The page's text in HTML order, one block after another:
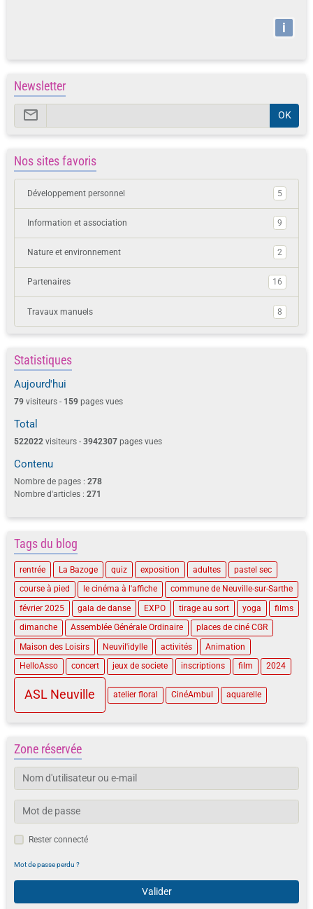
i
Newsletter
OK
Nos sites favoris
Développement personnel 5
Information et association 9
Nature et environnement 2
Partenaires 16
Travaux manuels 8
Statistiques
Aujourd'hui
79 visiteurs - 159 pages vues
Total
522022 visiteurs - 3942307 pages vues
Contenu
Nombre de pages : 278
Nombre d'articles : 271
Tags du blog
rentrée La Bazoge quiz exposition adultes
pastel sec
course à pied
le cinéma à l'affiche
commune de Neuville-sur-Sarthe
février 2025
gala de danse EXPO tirage au sort yoga
films
dimanche
Assemblée Générale Ordinaire
places de ciné CGR
Maison des Loisirs
Neuvil'idylle activités
Animation
HelloAsso
concert jeux de societe inscriptions film 2024
ASL Neuville atelier floral CinéAmbul aquarelle
Zone réservée
Rester connecté
Mot de passe perdu ?
Valider